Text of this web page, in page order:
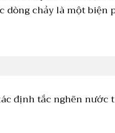
dòng chảy là một biện
định tắc nghẽn nước